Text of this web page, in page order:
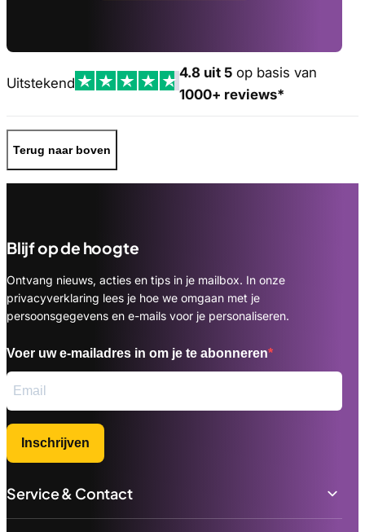
Uitstekend
4.8 uit 5 op basis van
1000+ reviews*
Terug naar boven
Blijf op de hoogte
Ontvang nieuws, acties en tips in je mailbox. In onze
privacyverklaring lees je hoe we omgaan met je
persoonsgegevens en e-mails voor je personaliseren.
Voer uw e-mailadres in om je te abonneren
Inschrijven
Service & Contact